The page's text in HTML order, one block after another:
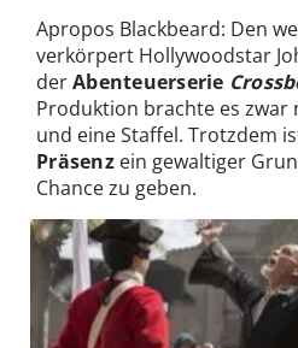
Apropos Blackbeard: Den
verkörpert Hollywoodstar
derAbenteuerserie
Produktion brachte es zwar
und eine Staffel. Trotzdem
Präsenzein gewaltiger
Chance zu geben.